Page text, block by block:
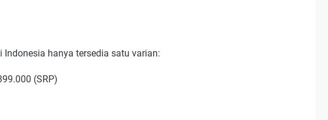
hanya tersedia satu varian:
(SRP)